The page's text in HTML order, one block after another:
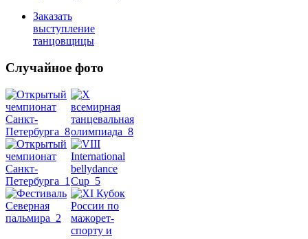
Заказать
выступление
танцовщицы
Случайное фото